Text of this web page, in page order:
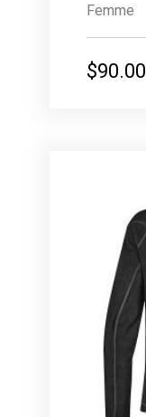
Femme
$90.00